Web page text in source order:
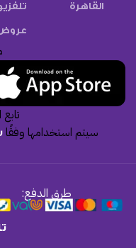
القاهرة
تابع
سيتم استخدامها وفقًا
طرق الدفع: